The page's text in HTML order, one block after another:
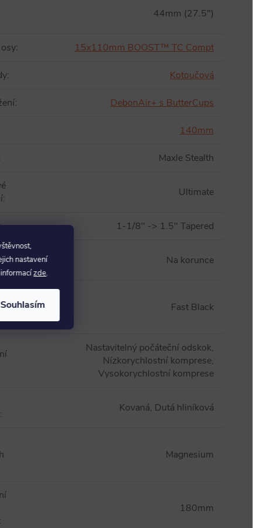
nastavení
informacízde.
Souhlasím
44mm (27.5")
: 15x110mm BOOST™ TC Compt
: Kotoučová
: DebonAir+ s ButterCups
140mm
Maxle Stealth
: Ultimate
: 1-1/8" -> 1.5" Tapered
: Na korunce
:
Fast Black
Nastavitelný počáteční odskok,
Nízkorychlostní komprese,
Vysokorychlostní komprese
: Kovaná, Dutá hliníková
Magnesium
:
180mm